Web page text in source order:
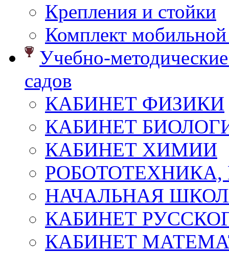
Крепления и стойки
Комплект
Учебно-
садов
КАБИНЕТ ФИЗИКИ
КАБИНЕТ
КАБИНЕТ ХИМИИ
НАЧАЛЬНАЯ
КАБИНЕТ
КАБИНЕТ